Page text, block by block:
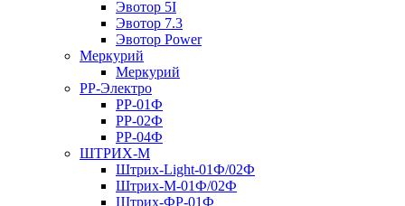
Эвотор 5I
Эвотор 7.3
Эвотор Power
Меркурий
Меркурий
РР-Электро
РР-01Ф
РР-02Ф
РР-04Ф
ШТРИХ-М
Штрих-Light-01Ф/02Ф
Штрих-М-01Ф/02Ф
Штрих-ФР-01Ф